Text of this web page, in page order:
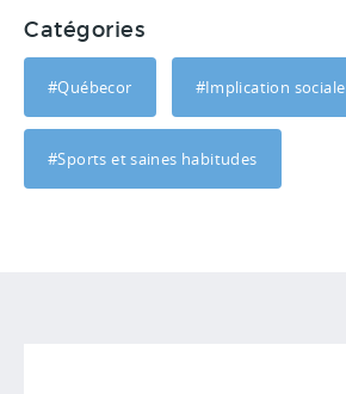
Catégories
#Québecor #Implication sociale
#Sports et saines habitudes